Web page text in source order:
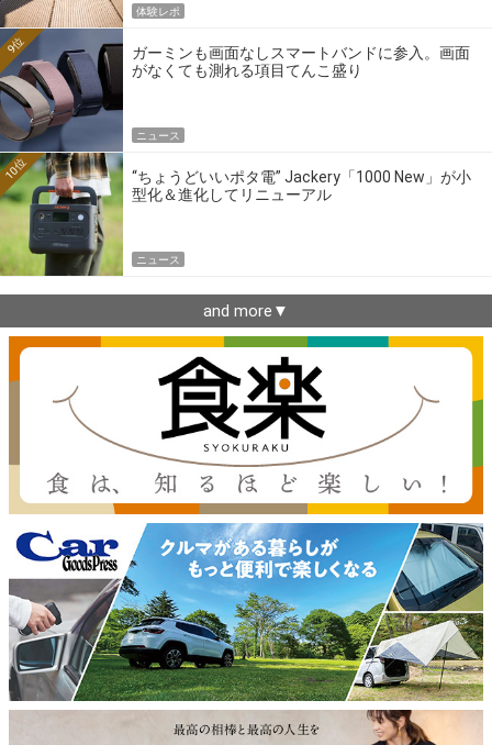
体験レポ
ガーミンも画面なしスマートバンドに参入。画面
がなくても測れる項目てんこ盛り
9位
ニュース
“ちょうどいいポタ電” Jackery「1000 New」が小
型化＆進化してリニューアル
10位
ニュース
and more▼